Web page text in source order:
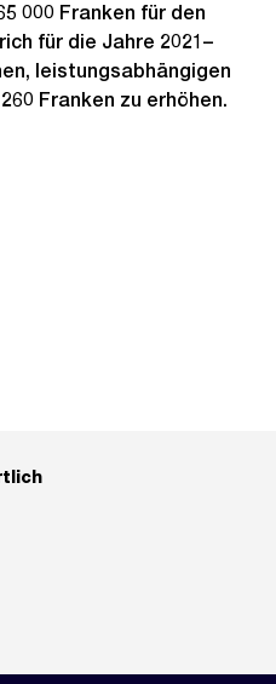
000 Franken für den
für die Jahre 2021–
leistungsabhängigen
Franken zu erhöhen.